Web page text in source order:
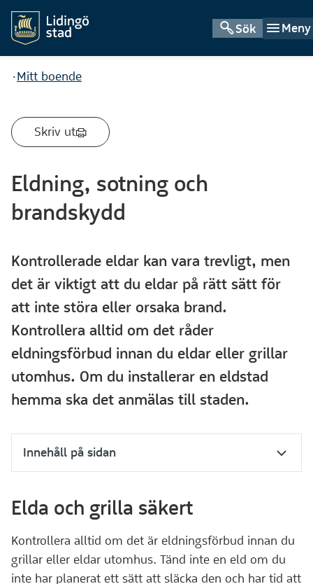
Sök Meny
Du är här:
Mitt boende
Skriv ut
Eldning, sotning och
brandskydd
Kontrollerade eldar kan vara trevligt, men
det är viktigt att du eldar på rätt sätt för
att inte störa eller orsaka brand.
Kontrollera alltid om det råder
eldningsförbud innan du eldar eller grillar
utomhus. Om du installerar en eldstad
hemma ska det anmälas till staden.
Innehåll på sidan
Elda och grilla säkert
Kontrollera alltid om det är eldningsförbud innan du
grillar eller eldar utomhus. Tänd inte en eld om du
inte har planerat ett sätt att släcka den och har tid att